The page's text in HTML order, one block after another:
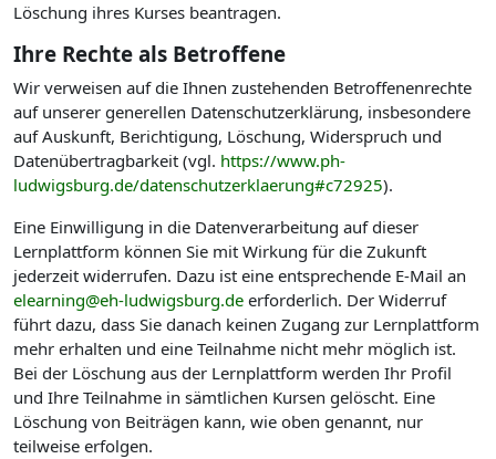
Löschung ihres Kurses beantragen.
Ihre Rechte als Betroffene
Wir verweisen auf die Ihnen zustehenden Betroffenenrechte
auf unserer generellen Datenschutzerklärung, insbesondere
auf Auskunft, Berichtigung, Löschung, Widerspruch und
Datenübertragbarkeit (vgl. https://www.ph-
ludwigsburg.de/datenschutzerklaerung#c72925).
Eine Einwilligung in die Datenverarbeitung auf dieser
Lernplattform können Sie mit Wirkung für die Zukunft
jederzeit widerrufen. Dazu ist eine entsprechende E-Mail an
elearning@eh-ludwigsburg.de erforderlich. Der Widerruf
führt dazu, dass Sie danach keinen Zugang zur Lernplattform
mehr erhalten und eine Teilnahme nicht mehr möglich ist.
Bei der Löschung aus der Lernplattform werden Ihr Profil
und Ihre Teilnahme in sämtlichen Kursen gelöscht. Eine
Löschung von Beiträgen kann, wie oben genannt, nur
teilweise erfolgen.